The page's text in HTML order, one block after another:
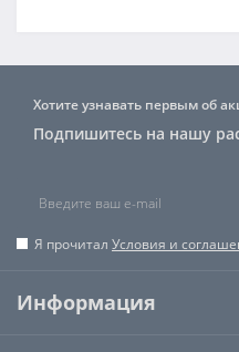
Хотите узнавать первым об
Подпишитесь на нашу
Я прочитал Условия и
Информация